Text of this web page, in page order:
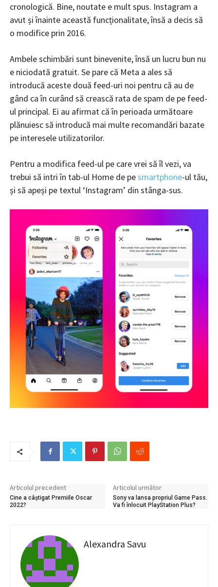
cronologică. Bine, noutate e mult spus. Instagram a
avut și înainte această funcționalitate, însă a decis să
o modifice prin 2016.
Ambele schimbări sunt binevenite, însă un lucru bun nu
e niciodată gratuit. Se pare că Meta a ales să
introducă aceste două feed-uri noi pentru că au de
gând ca în curând să crească rata de spam de pe feed-
ul principal. Ei au afirmat că în perioada următoare
plănuiesc să introducă mai multe recomandări bazate
pe interesele utilizatorilor.
Pentru a modifica feed-ul pe care vrei să îl vezi, va
trebui să intri în tab-ul Home de pesmartphone-ul tău,
și să apeși pe textul ‘Instagram’ din stânga-sus.
Articolul precedent
Cine a câștigat Premiile Oscar
2022?
Articolul următor
Sony va lansa propriul Game Pass.
Va fi înlocuit PlayStation Plus?
Alexandra Savu